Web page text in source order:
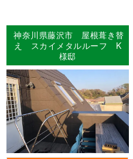
神奈川県藤沢市 屋根葺き替
え スカイメタルルーフ K
様邸